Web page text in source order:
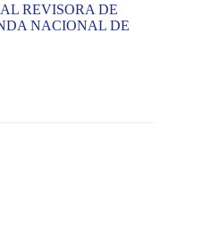
REVISORA DE
NACIONAL DE